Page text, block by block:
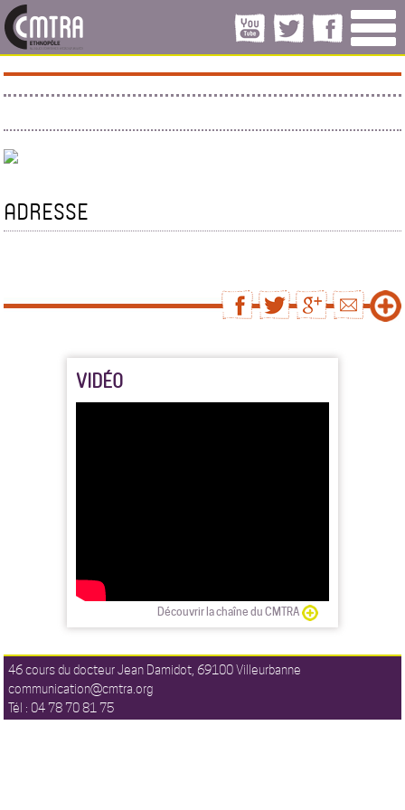
ADRESSE
VIDÉO
Découvrir la chaîne du CMTRA
46 cours du docteur Jean Damidot, 69100 Villeurbanne
communication@cmtra.org
Tél : 04 78 70 81 75